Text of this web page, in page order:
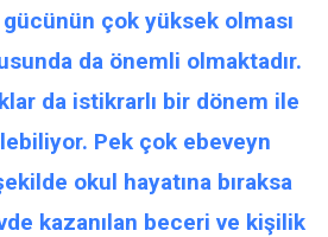
çok yüksek olması
da önemli olmaktadır.
da istikrarlı bir dönem ile
Pek çok ebeveyn
okul hayatına bıraksa
kazanılan beceri ve kişilik